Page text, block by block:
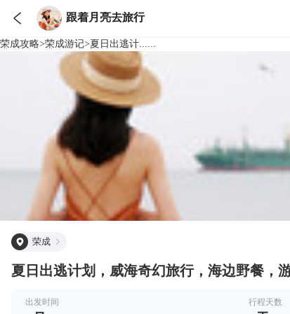
 跟着月亮去旅行
荣成攻略>荣成游记>夏日出逃计......
荣成
夏日出逃计划，威海奇幻旅行，海边野餐，
出发时间 行程天数